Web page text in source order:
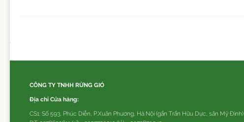
CÔNG TY TNHH RỪNG GIÓ
Địa chỉ Cửa hàng:
CS1: Số 593, Phúc Diễn, P.Xuân Phương, Hà Nội (gần Trần Hữu Dực, sân Mỹ Đình)